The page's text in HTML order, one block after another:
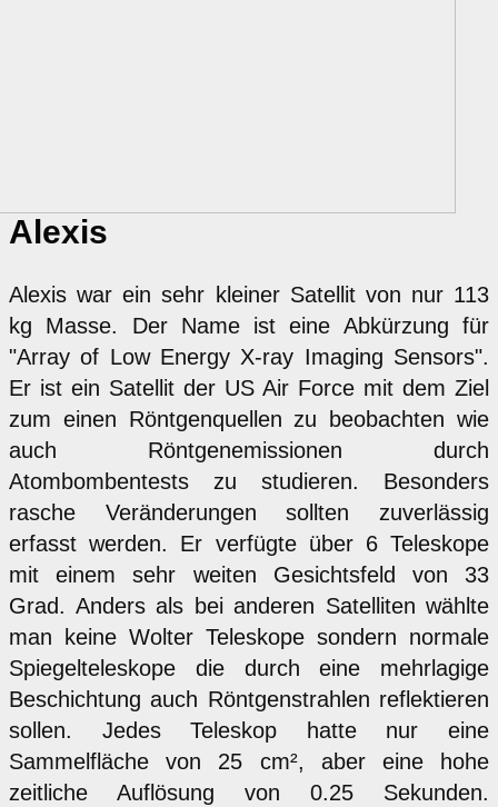
Alexis
Alexis war ein sehr kleiner Satellit von nur 113
kg Masse. Der Name ist eine Abkürzung für
"Array of Low Energy X-ray Imaging Sensors".
Er ist ein Satellit der US Air Force mit dem Ziel
zum einen Röntgenquellen zu beobachten wie
auch Röntgenemissionen durch
Atombombentests zu studieren. Besonders
rasche Veränderungen sollten zuverlässig
erfasst werden. Er verfügte über 6 Teleskope
mit einem sehr weiten Gesichtsfeld von 33
Grad. Anders als bei anderen Satelliten wählte
man keine Wolter Teleskope sondern normale
Spiegelteleskope die durch eine mehrlagige
Beschichtung auch Röntgenstrahlen reflektieren
sollen. Jedes Teleskop hatte nur eine
Sammelfläche von 25 cm², aber eine hohe
zeitliche Auflösung von 0.25 Sekunden.